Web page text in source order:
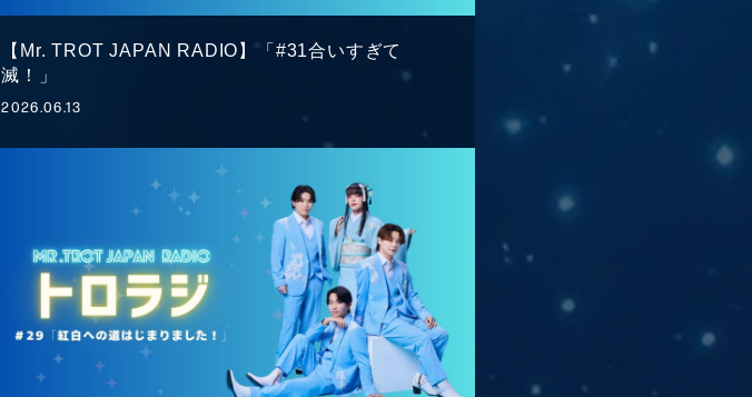
STAFF REPORT
MEMBER BLOG
MOVIE
【Mr. TROT JAPAN RADIO】「#31合いすぎて
滅！」
2026.06.13